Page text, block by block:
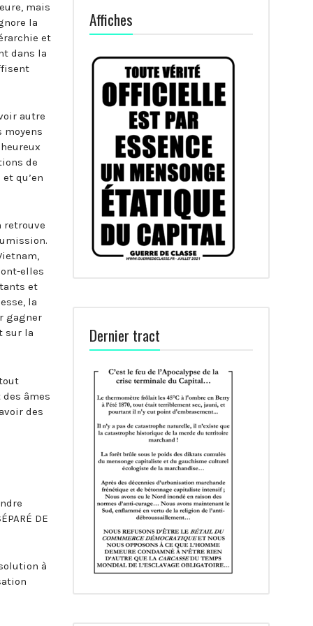
mais
la
et
dans la
autre
moyens
de
qu’en
retrouve
elles
et
la
gagner
sur la
âmes
des
DE
à
Affiches
Dernier tract